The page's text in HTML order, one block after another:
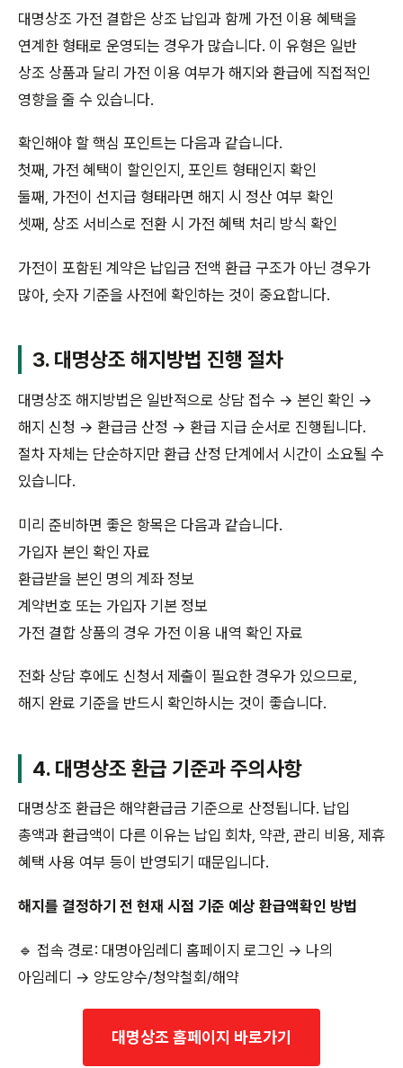
대명상조 가전 결합은 상조 납입과 함께 가전 이용 혜택을
연계한 형태로 운영되는 경우가 많습니다. 이 유형은 일반
상조 상품과 달리 가전 이용 여부가 해지와 환급에 직접적인
영향을 줄 수 있습니다.
확인해야 할 핵심 포인트는 다음과 같습니다.
첫째, 가전 혜택이 할인인지, 포인트 형태인지 확인
둘째, 가전이 선지급 형태라면 해지 시 정산 여부 확인
셋째, 상조 서비스로 전환 시 가전 혜택 처리 방식 확인
가전이 포함된 계약은 납입금 전액 환급 구조가 아닌 경우가
많아, 숫자 기준을 사전에 확인하는 것이 중요합니다.
3. 대명상조 해지방법 진행 절차
대명상조 해지방법은 일반적으로 상담 접수 → 본인 확인 →
해지 신청 → 환급금 산정 → 환급 지급 순서로 진행됩니다.
절차 자체는 단순하지만 환급 산정 단계에서 시간이 소요될 수
있습니다.
미리 준비하면 좋은 항목은 다음과 같습니다.
가입자 본인 확인 자료
환급받을 본인 명의 계좌 정보
계약번호 또는 가입자 기본 정보
가전 결합 상품의 경우 가전 이용 내역 확인 자료
전화 상담 후에도 신청서 제출이 필요한 경우가 있으므로,
해지 완료 기준을 반드시 확인하시는 것이 좋습니다.
4. 대명상조 환급 기준과 주의사항
대명상조 환급은 해약환급금 기준으로 산정됩니다. 납입
총액과 환급액이 다른 이유는 납입 회차, 약관, 관리 비용, 제휴
혜택 사용 여부 등이 반영되기 때문입니다.
해지를 결정하기 전 현재 시점 기준 예상 환급액확인 방법
🔹 접속 경로: 대명아임레디 홈페이지 로그인 → 나의
아임레디 → 양도양수/청약철회/해약
대명상조 홈페이지 바로가기